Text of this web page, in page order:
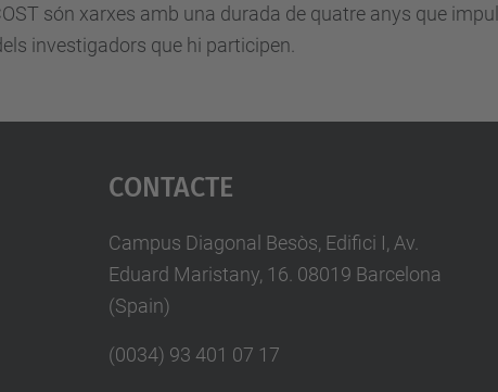
són xarxes amb una durada de quatre anys que
investigadors que hi participen.
Contacte
Campus Diagonal Besòs, Edifici I, Av.
Eduard Maristany, 16. 08019 Barcelona
(Spain)
(0034) 93 401 07 17